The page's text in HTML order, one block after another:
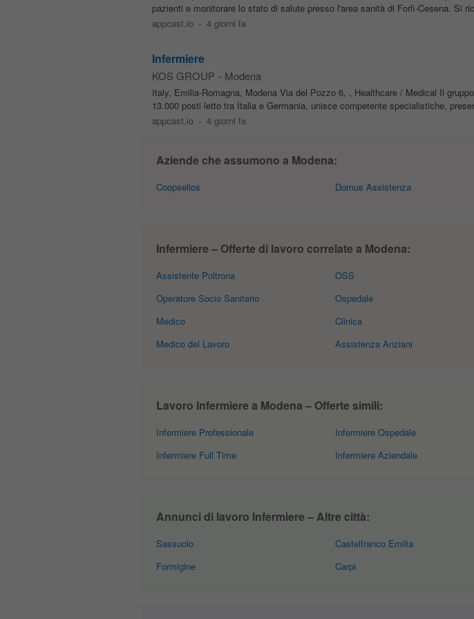
pazienti e monitorare lo stato di salute presso l'area sanità di Forlì-Cesena. Si
appcast.io - 4 giorni fa
Infermiere
KOS GROUP - Modena
Italy, Emilia-Romagna, Modena Via del Pozzo 6, , Healthcare / Medical Il
13.000 posti letto tra Italia e Germania, unisce competente specialistiche,
appcast.io - 4 giorni fa
Aziende che assumono a Modena:
Coopselios Domus Assistenza
Infermiere – Offerte di lavoro correlate a Modena:
Assistente Poltrona
Operatore Socio Sanitario
Medico
Medico del Lavoro
OSS
Ospedale
Clinica
Assistenza Anziani
Lavoro Infermiere a Modena – Offerte simili:
Infermiere Professionale
Infermiere Full Time
Infermiere Ospedale
Infermiere Aziendale
Annunci di lavoro Infermiere – Altre città:
Sassuolo
Formigine
Castelfranco Emilia
Carpi